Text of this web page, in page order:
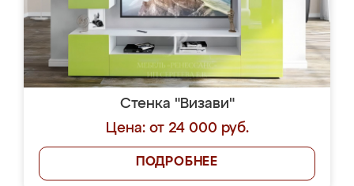
Стенка "Визави"
Цена: от 24 000 руб.
ПОДРОБНЕЕ